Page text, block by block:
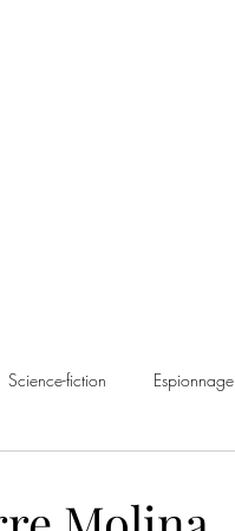
Science-fiction Espionnage